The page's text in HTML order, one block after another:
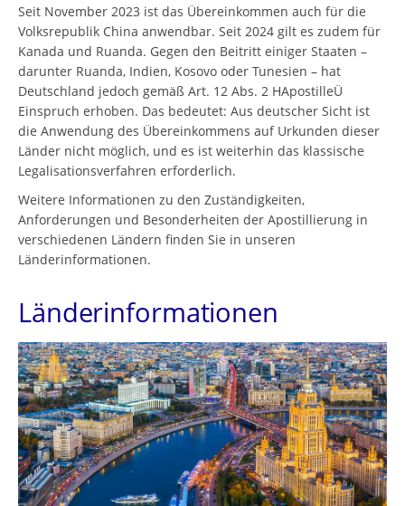
Seit November 2023 ist das Übereinkommen auch für die
Volksrepublik China anwendbar. Seit 2024 gilt es zudem für
Kanada und Ruanda. Gegen den Beitritt einiger Staaten –
darunter Ruanda, Indien, Kosovo oder Tunesien – hat
Deutschland jedoch gemäß Art. 12 Abs. 2 HApostilleÜ
Einspruch erhoben. Das bedeutet: Aus deutscher Sicht ist
die Anwendung des Übereinkommens auf Urkunden dieser
Länder nicht möglich, und es ist weiterhin das klassische
Legalisationsverfahren erforderlich.
Weitere Informationen zu den Zuständigkeiten,
Anforderungen und Besonderheiten der Apostillierung in
verschiedenen Ländern finden Sie in unseren
Länderinformationen.
Länderinformationen